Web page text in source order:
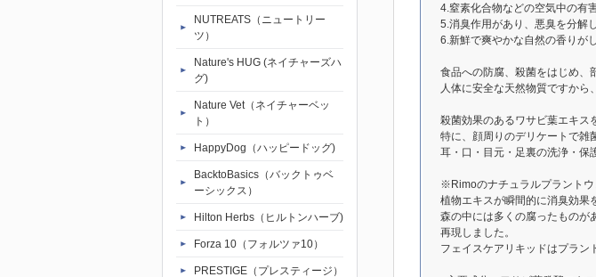
NUTREATS（ニュートリー
ツ）
Nature's HUG (ネイチャーズハ
グ)
Nature Vet（ネイチャーベッ
ト）
HappyDog（ハッピードッグ)
BacktoBasics（バックトゥベ
ーシックス）
Hilton Herbs（ヒルトンハーブ)
Forza 10（フォルツァ10）
PRESTIGE（プレスティージ）
4.窒素化合物などの空気中の有
5.消臭作用があり、悪臭を分解し
6.新鮮で爽やかな自然の香りがし
食品への防腐、殺菌をはじめ、
人体に安全な天然物質ですから
殺菌効果のあるワサビ葉エキス
特に、顔周りのデリケートで雑
耳・口・目元・足裏の洗浄・保
※Rimoのナチュラルプラント
植物エキスが瞬間的に消臭効果
森の中には多くの腐ったものが
再現しました。
フェイスケアリキッドはプラン